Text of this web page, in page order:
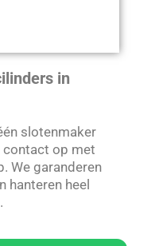
in
slotenmaker
contact op met
We garanderen
hanteren heel